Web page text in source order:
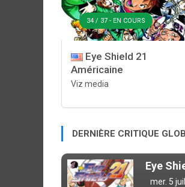
34 / 37 - EN COURS
Eye Shield 21
Américaine
Viz media
DERNIÈRE CRITIQUE
Eye
mer. 5